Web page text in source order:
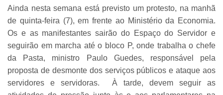
Ainda nesta semana está previsto um protesto, na manhã
de quinta-feira (7), em frente ao Ministério da Economia.
Os e as manifestantes sairão do Espaço do Servidor e
seguirão em marcha até o bloco P, onde trabalha o chefe
da Pasta, ministro Paulo Guedes, responsável pela
proposta de desmonte dos serviços públicos e ataque aos
servidores e servidoras. À tarde, devem seguir as